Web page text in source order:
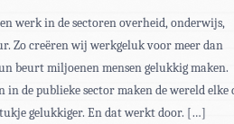
werk in de sectoren overheid, onderwijs,
Zo creëren wij werkgeluk voor meer dan
beurt miljoenen mensen gelukkig maken.
in de publieke sector maken de wereld elke
gelukkiger. En dat werkt door. […]